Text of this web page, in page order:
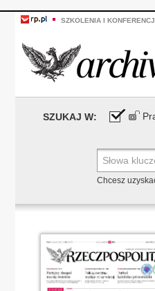
SZKOLENIA I
SZUKAJ W:
Chcesz